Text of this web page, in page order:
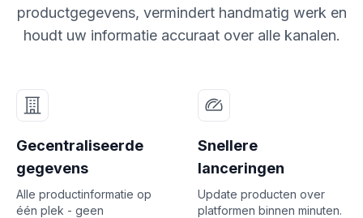
productgegevens, vermindert handmatig werk en
houdt uw informatie accuraat over alle kanalen.
Gecentraliseerde
gegevens
Alle productinformatie op
één plek - geen
Snellere
lanceringen
Update producten over
platformen binnen minuten.